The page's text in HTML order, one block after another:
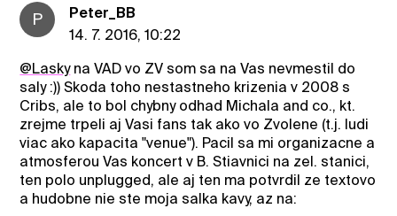
P
Peter_BB
14. 7. 2016, 10:22
@Laskyna VAD vo ZV som sa na Vas nevmestil do
saly :)) Skoda toho nestastneho krizenia v 2008 s
Cribs, ale to bol chybny odhad Michala and co., kt.
zrejme trpeli aj Vasi fans tak ako vo Zvolene (t.j. ludi
viac ako kapacita "venue"). Pacil sa mi organizacne a
atmosferou Vas koncert v B. Stiavnici na zel. stanici,
ten polo unplugged, ale aj ten ma potvrdil ze textovo
a hudobne nie ste moja salka kavy, az na: